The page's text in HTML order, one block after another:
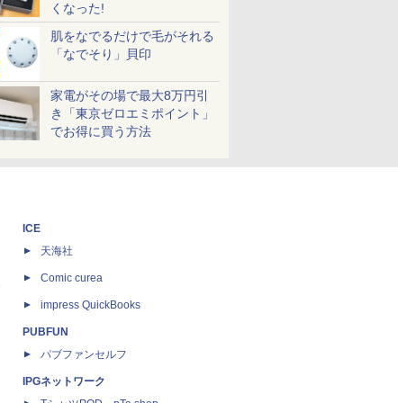
くなった!
肌をなでるだけで毛がそれる
「なでそり」貝印
家電がその場で最大8万円引
き「東京ゼロエミポイント」
でお得に買う方法
ICE
天海社
Comic curea
impress QuickBooks
PUBFUN
パブファンセルフ
IPGネットワーク